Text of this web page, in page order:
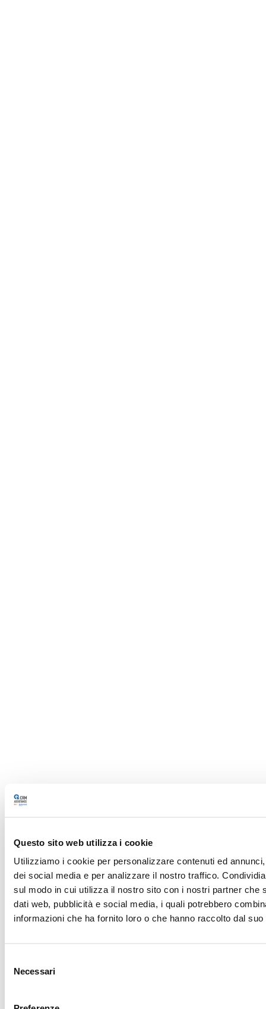
Questo sito web utilizza i cookie
Utilizziamo i cookie per personalizzare contenuti ed
dei social media e per analizzare il nostro traffico.
sul modo in cui utilizza il nostro sito con i nostri partner che
dati web, pubblicità e social media, i quali potrebbero
informazioni che ha fornito loro o che hanno raccolto dal
delNecessari
Procedura